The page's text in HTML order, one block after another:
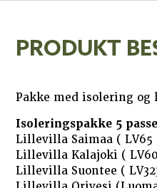
PRODUKT
Pakke med isolering og
Isoleringspakke 5
Lillevilla Saimaa ( LV65
Lillevilla Kalajoki (
Lillevilla Suontee (